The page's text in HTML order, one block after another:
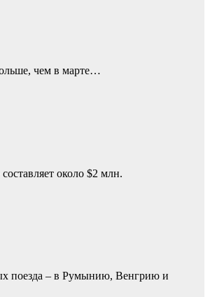
чем в марте…
около $2 млн.
поезда – в Румынию, Венгрию и